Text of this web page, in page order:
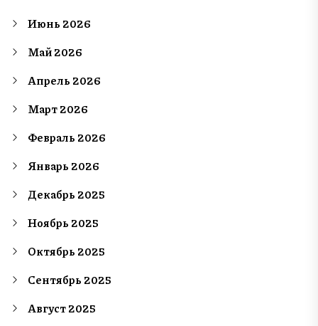
Июнь 2026
Май 2026
Апрель 2026
Март 2026
Февраль 2026
Январь 2026
Декабрь 2025
Ноябрь 2025
Октябрь 2025
Сентябрь 2025
Август 2025